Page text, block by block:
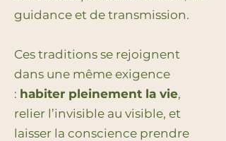
guidance et de transmission.
Ces traditions se rejoignent
dans une même exigence
: habiter pleinement la vie,
relier l’invisible au visible, et
laisser la conscience prendre